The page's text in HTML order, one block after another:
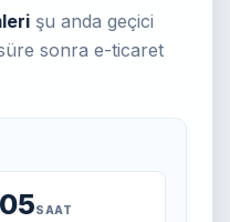
şu anda geçici
süre sonra e-ticaret
05SAAT